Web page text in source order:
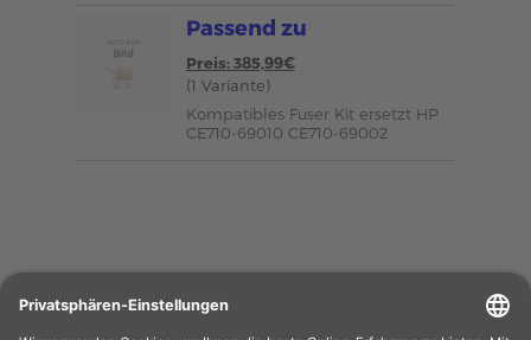
Passend zu
Preis: 385,99€
(1 Variante)
Kompatibles Fuser Kit ersetzt HP
CE710-69010 CE710-69002